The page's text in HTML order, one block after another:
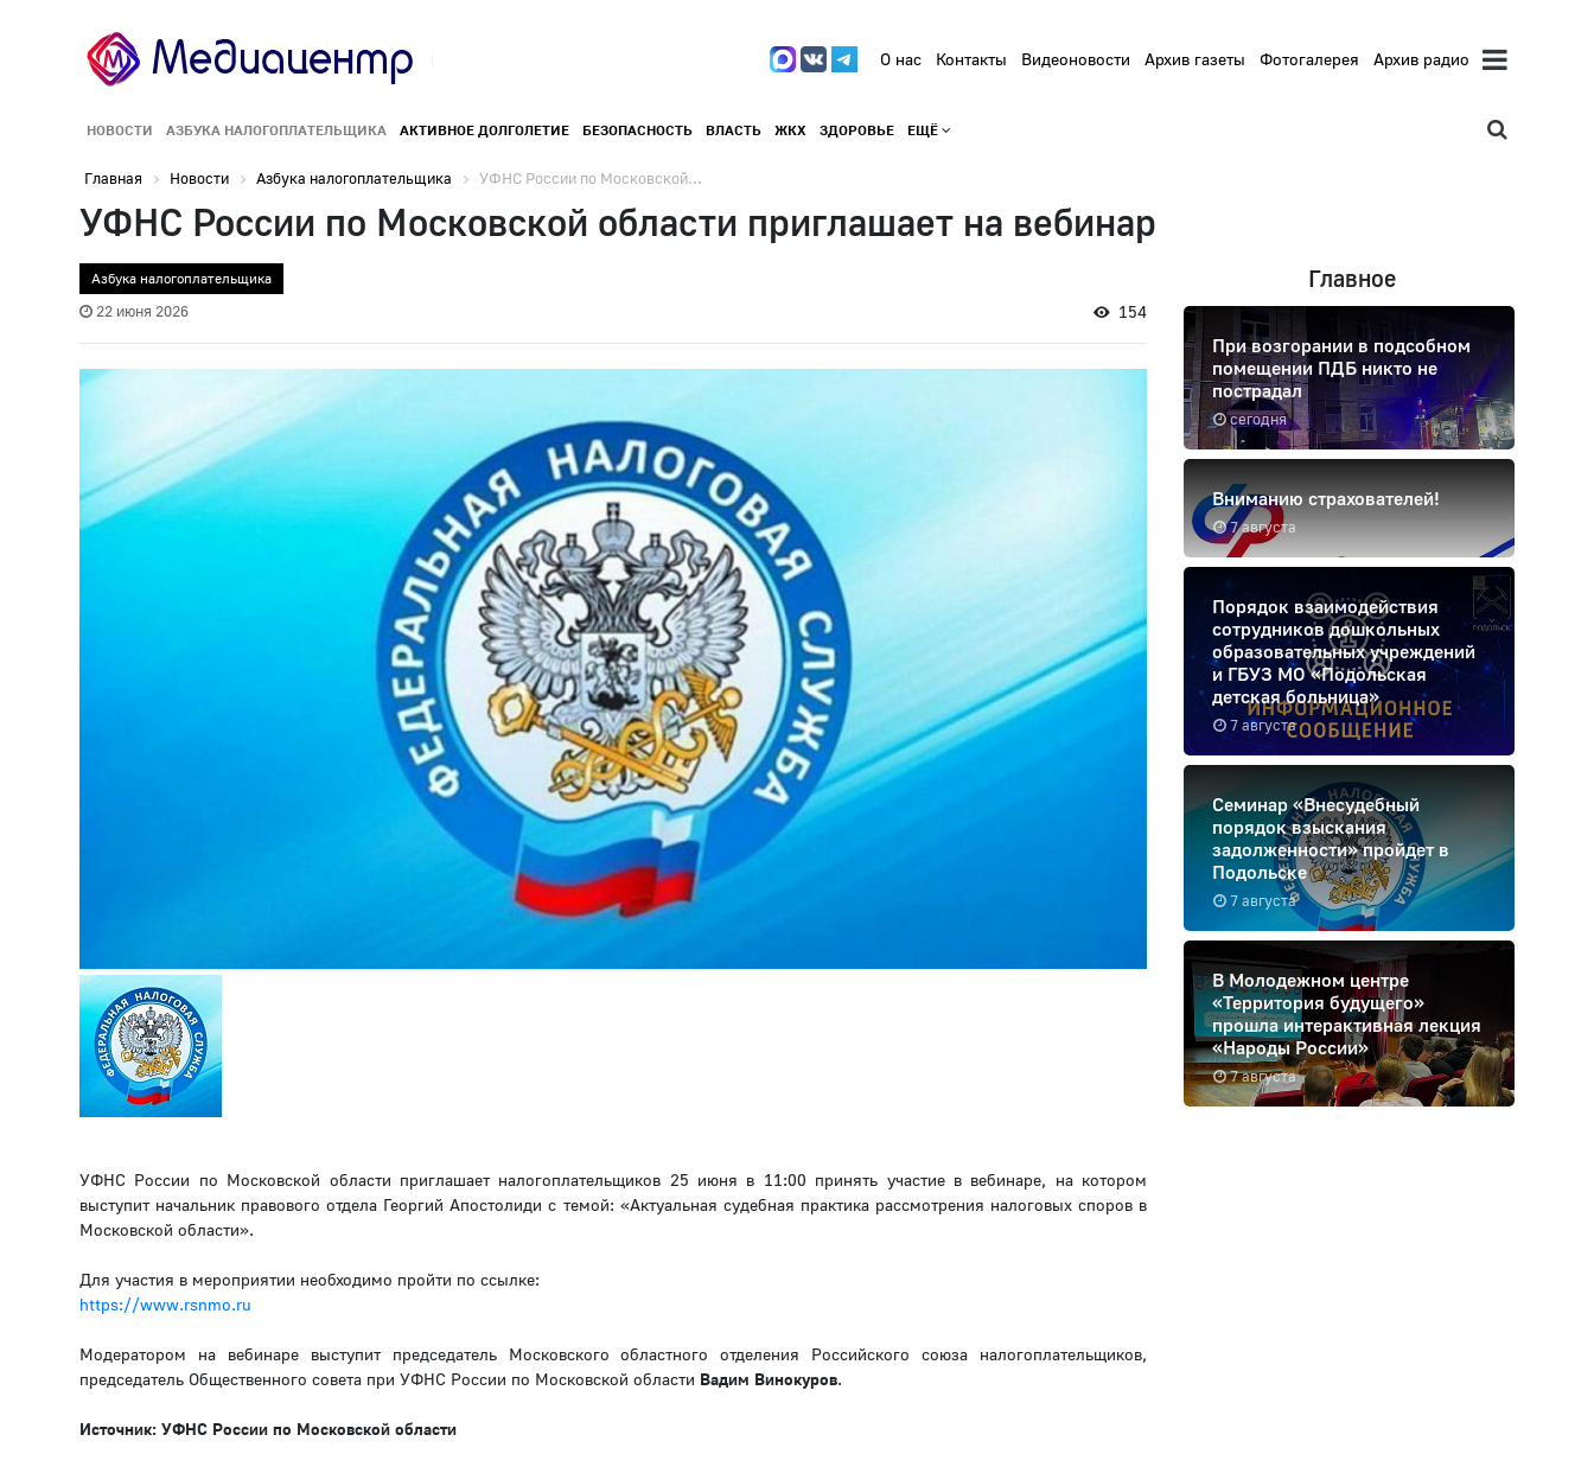
О нас Контакты Видеоновости Архив газеты Фотогалерея Архив радио
НОВОСТИ АЗБУКА НАЛОГОПЛАТЕЛЬЩИКА АКТИВНОЕ ДОЛГОЛЕТИЕ БЕЗОПАСНОСТЬ ВЛАСТЬ ЖКХ ЗДОРОВЬЕ ЕЩЁ
Главная Новости Азбука налогоплательщика УФНС России по Московской...
УФНС России по Московской области приглашает на вебинар
Азбука налогоплательщика
22 июня 2026 154
УФНС России по Московской области приглашает налогоплательщиков 25 июня в 11:00 принять участие в вебинаре, на котором
выступит начальник правового отдела Георгий Апостолиди с темой: «Актуальная судебная практика рассмотрения налоговых споров в
Московской области».
Для участия в мероприятии необходимо пройти по ссылке:
https://www.rsnmo.ru
Модератором на вебинаре выступит председатель Московского областного отделения Российского союза налогоплательщиков,
председатель Общественного совета при УФНС России по Московской области Вадим Винокуров.
Источник: УФНС России по Московской области
Главное
сегодня
При возгорании в подсобном
помещении ПДБ никто не
пострадал
7 августа
Вниманию страхователей!
7 августа
Порядок взаимодействия
сотрудников дошкольных
образовательных учреждений
и ГБУЗ МО «Подольская
детская больница»
7 августа
Семинар «Внесудебный
порядок взыскания
задолженности» пройдет в
Подольске
7 августа
В Молодежном центре
«Территория будущего»
прошла интерактивная лекция
«Народы России»